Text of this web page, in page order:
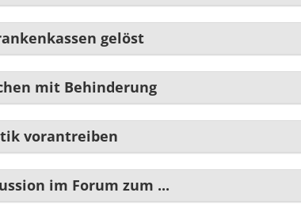
gelöst
mit Behinderung
vorantreiben
im Forum zum ...